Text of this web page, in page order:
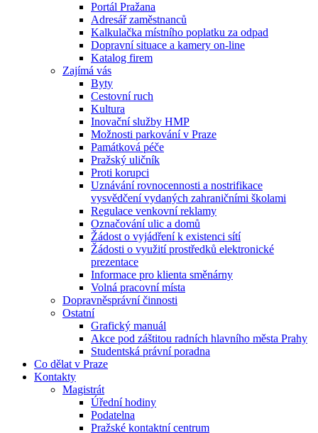
Portál Pražana
Adresář zaměstnanců
Kalkulačka místního poplatku za odpad
Dopravní situace a kamery on-line
Katalog firem
Zajímá vás
Byty
Cestovní ruch
Kultura
Inovační služby HMP
Možnosti parkování v Praze
Památková péče
Pražský uličník
Proti korupci
Uznávání rovnocennosti a nostrifikace
vysvědčení vydaných zahraničními školami
Regulace venkovní reklamy
Označování ulic a domů
Žádost o vyjádření k existenci sítí
Žádosti o využití prostředků elektronické
prezentace
Informace pro klienta směnárny
Volná pracovní místa
Dopravněsprávní činnosti
Ostatní
Grafický manuál
Akce pod záštitou radních hlavního města Prahy
Studentská právní poradna
Co dělat v Praze
Kontakty
Magistrát
Úřední hodiny
Podatelna
Pražské kontaktní centrum